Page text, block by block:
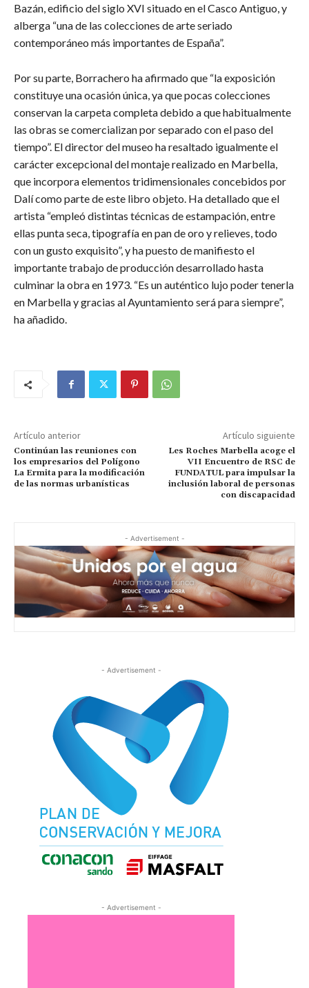
Bazán, edificio del siglo XVI situado en el Casco Antiguo, y
alberga “una de las colecciones de arte seriado
contemporáneo más importantes de España”.
​Por su parte, Borrachero ha afirmado que “la exposición
constituye una ocasión única, ya que pocas colecciones
conservan la carpeta completa debido a que habitualmente
las obras se comercializan por separado con el paso del
tiempo”. El director del museo ha resaltado igualmente el
carácter excepcional del montaje realizado en Marbella,
que incorpora elementos tridimensionales concebidos por
Dalí como parte de este libro objeto. Ha detallado que el
artista “empleó distintas técnicas de estampación, entre
ellas punta seca, tipografía en pan de oro y relieves, todo
con un gusto exquisito”, y ha puesto de manifiesto el
importante trabajo de producción desarrollado hasta
culminar la obra en 1973. “Es un auténtico lujo poder tenerla
en Marbella y gracias al Ayuntamiento será para siempre”,
ha añadido.
Artículo anterior
Continúan las reuniones con
los empresarios del Polígono
La Ermita para la modificación
de las normas urbanísticas
Artículo siguiente
Les Roches Marbella acoge el
VII Encuentro de RSC de
FUNDATUL para impulsar la
inclusión laboral de personas
con discapacidad
- Advertisement -
- Advertisement -
- Advertisement -